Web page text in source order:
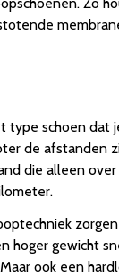
type schoen dat
de afstanden
die alleen
hoger gewicht
ook een